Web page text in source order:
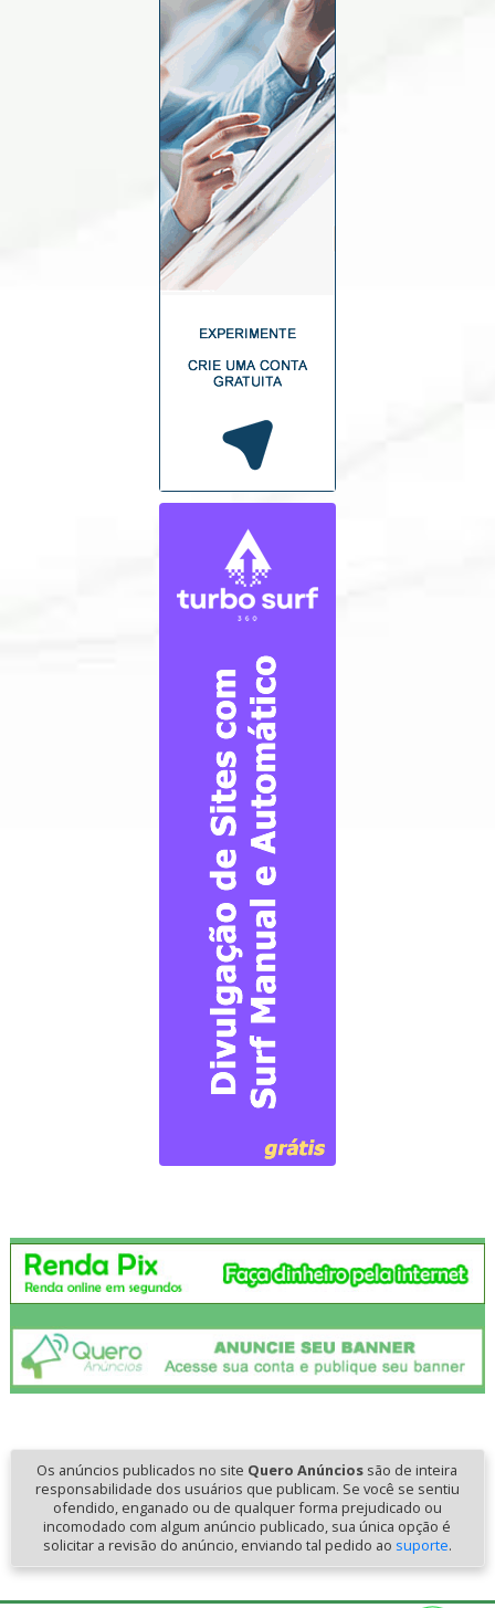
Os anúncios publicados no site Quero Anúncios são de inteira
responsabilidade dos usuários que publicam. Se você se sentiu
ofendido, enganado ou de qualquer forma prejudicado ou
incomodado com algum anúncio publicado, sua única opção é
solicitar a revisão do anúncio, enviando tal pedido ao suporte.